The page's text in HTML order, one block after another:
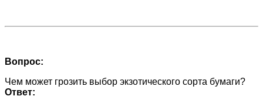
Вопрос:
Чем может грозить выбор экзотического сорта бумаги?
Ответ: